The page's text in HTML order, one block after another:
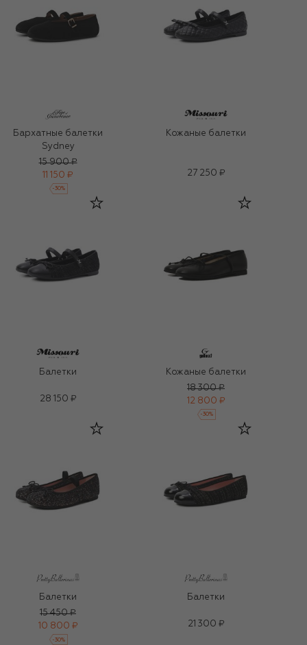
Бархатные балетки
Sydney
15 900 ₽
11 150 ₽
-30%
Кожаные балетки
27 250 ₽
Балетки
28 150 ₽
Кожаные балетки
18 300 ₽
12 800 ₽
-30%
Балетки
15 450 ₽
10 800 ₽
-30%
Балетки
21 300 ₽